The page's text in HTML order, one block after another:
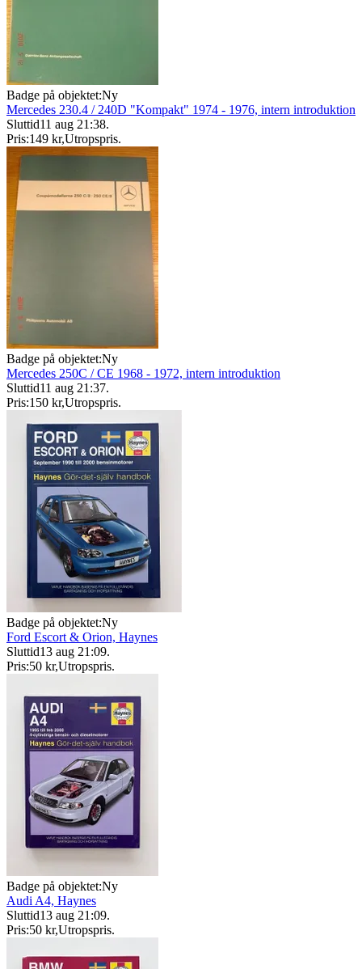
Badge på objektet:Ny
Mercedes 230.4 / 240D "Kompakt" 1974 - 1976, intern introduktion
Sluttid11 aug 21:38.
Pris:149 kr,Utropspris.
Badge på objektet:Ny
Mercedes 250C / CE 1968 - 1972, intern introduktion
Sluttid11 aug 21:37.
Pris:150 kr,Utropspris.
Badge på objektet:Ny
Ford Escort & Orion, Haynes
Sluttid13 aug 21:09.
Pris:50 kr,Utropspris.
Badge på objektet:Ny
Audi A4, Haynes
Sluttid13 aug 21:09.
Pris:50 kr,Utropspris.